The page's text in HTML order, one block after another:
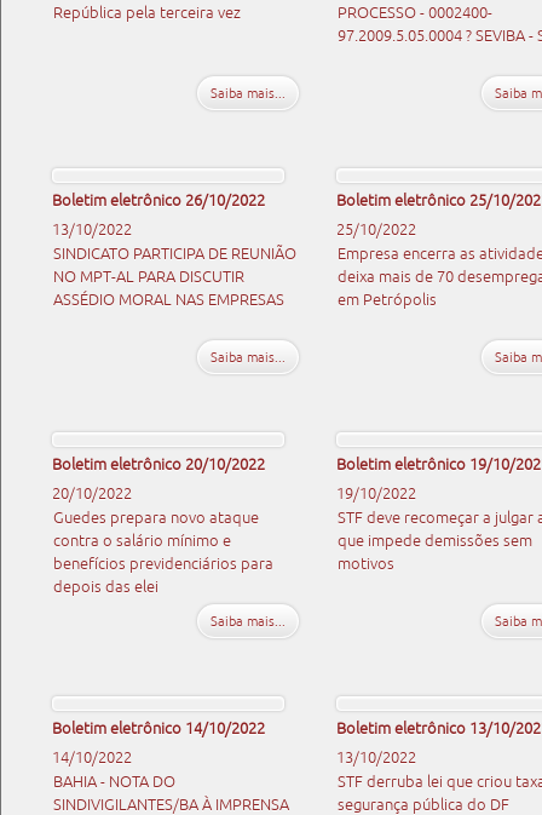
República pela terceira vez
Saiba mais...
PROCESSO - 0002400-
97.2009.5.05.0004 ? SEVIBA -
Saiba
Boletim eletrônico 26/10/2022
13/10/2022
SINDICATO PARTICIPA DE REUNIÃO
NO MPT-AL PARA DISCUTIR
ASSÉDIO MORAL NAS EMPRESAS
Saiba mais...
Boletim eletrônico 25/10/
25/10/2022
Empresa encerra as
deixa mais de 70
em Petrópolis
Saiba
Boletim eletrônico 20/10/2022
20/10/2022
Guedes prepara novo ataque
contra o salário mínimo e
benefícios previdenciários para
depois das elei
Saiba mais...
Boletim eletrônico 19/10/
19/10/2022
STF deve recomeçar a julgar
que impede demissões sem
motivos
Saiba
Boletim eletrônico 14/10/2022
14/10/2022
BAHIA - NOTA DO
SINDIVIGILANTES/BA À IMPRENSA
Boletim eletrônico 13/10/
13/10/2022
STF derruba lei que criou
segurança pública do DF